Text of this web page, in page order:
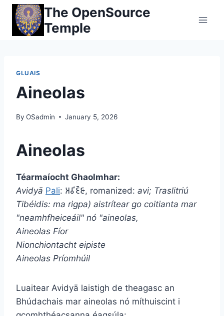
Skip
content
The OpenSource
Temple
GLUAIS
Aineolas
By OSadmin January 5, 2026
Aineolas
Téarmaíocht Ghaolmhar:
Avidyā Pali: 𑀅𑀯𑀺𑀚𑁆𑀚𑀸, romanized: avi; Traslitriú
Tibéidis: ma rigpa) aistrítear go coitianta mar
"neamhfheiceáil" nó "aineolas,
Aineolas Fíor
Nionchiontacht eipiste
Aineolas Príomhúil
Luaitear Avidyā laistigh de theagasc an
Bhúdachais mar aineolas nó míthuiscint i